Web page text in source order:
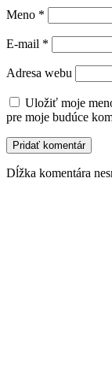
Meno *
E-mail *
Adresa webu
Uložiť moje
pre moje budúce
Dĺžka komentára